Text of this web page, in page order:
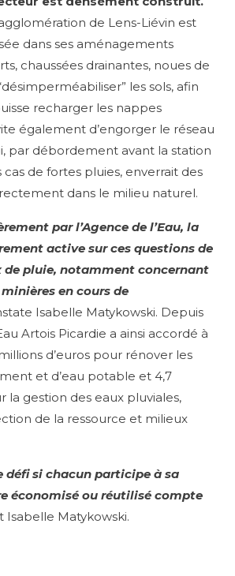
de Lens-Liévin est
dans ses aménagements
chaussées drainantes, noues de
les sols, afin
recharger les nappes
également d’engorger le réseau
par débordement avant la station
cas de fortes pluies, enverrait des
dans le milieu naturel.
par l’Agence de l’Eau, la
active sur ces questions de
de pluie, notamment concernant
en cours de
Isabelle Matykowski. Depuis
Artois Picardie a ainsi accordé à
d’euros pour rénover les
et d’eau potable et 4,7
la gestion des eaux pluviales,
de la ressource et milieux
défi si chacun participe à sa
économisé ou réutilisé compte
Isabelle Matykowski.